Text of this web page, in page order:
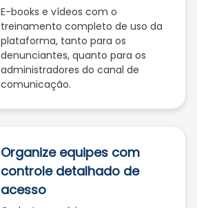
E-books e vídeos com o
treinamento completo de uso da
plataforma, tanto para os
denunciantes, quanto para os
administradores do canal de
comunicação.
Organize equipes com
controle detalhado de
acesso